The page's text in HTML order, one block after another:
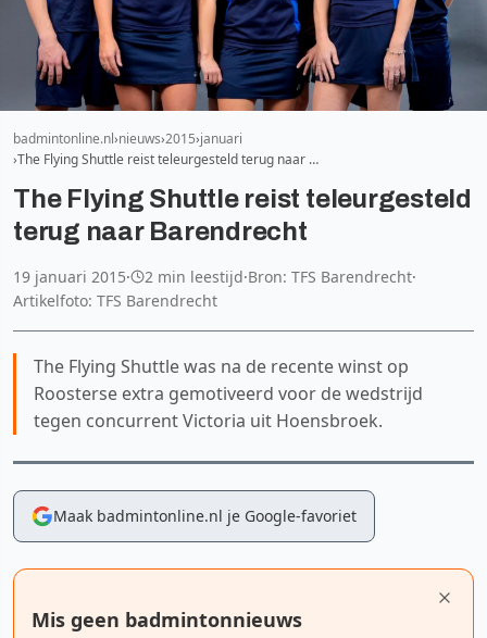
badmintonline.nl nieuws 2015 januari
The Flying Shuttle reist teleurgesteld terug naar …
The Flying Shuttle reist teleurgesteld
terug naar Barendrecht
19 januari 2015· 2 min leestijd·Bron: TFS Barendrecht·
Artikelfoto: TFS Barendrecht
The Flying Shuttle was na de recente winst op
Roosterse extra gemotiveerd voor de wedstrijd
tegen concurrent Victoria uit Hoensbroek.
Maak badmintonline.nl je Google-favoriet
Mis geen badmintonnieuws